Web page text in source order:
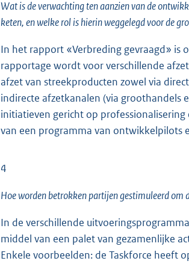
Wat is de verwachting ten aanzien van de
keten, en welke rol is hierin weggelegd voor de
In het rapport «Verbreding gevraagd» is
rapportage wordt voor verschillende
afzet van streekproducten zowel via
indirecte afzetkanalen (via groothandels
initiatieven gericht op
van een programma van ontwikkelpilots
4
Hoe worden betrokken partijen gestimuleerd om
In de verschillende
middel van een palet van gezamenlijke
Enkele voorbeelden: de Taskforce heeft